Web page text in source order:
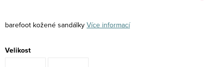
barefoot kožené sandálky Více informací
Velikost